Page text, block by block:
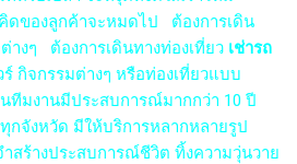
ดของลูกค้าจะหมดไป
ต้องการเดิน
างๆ
ต้องการเดินทางท่องเที่ยว เช่ารถ
กิจกรรมต่างๆ หรือท่องเที่ยวแบบ
ทีมงานมีประสบการณ์มากกว่า 10 ปี
จังหวัด มีให้บริการหลากหลายรูป
สร้างประสบการณ์ชีวิต ทิ้งความวุ่นวาย